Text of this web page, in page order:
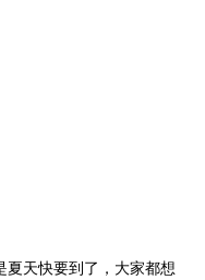
夏天快要到了，大家都想